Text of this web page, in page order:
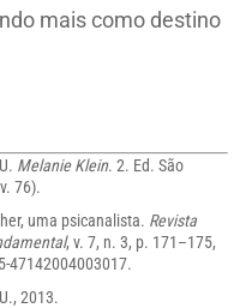
mais como destino
Melanie Klein. 2. Ed. São
76).
uma psicanalista. Revista
, v. 7, n. 3, p. 171–175,
47142004003017.
2013.